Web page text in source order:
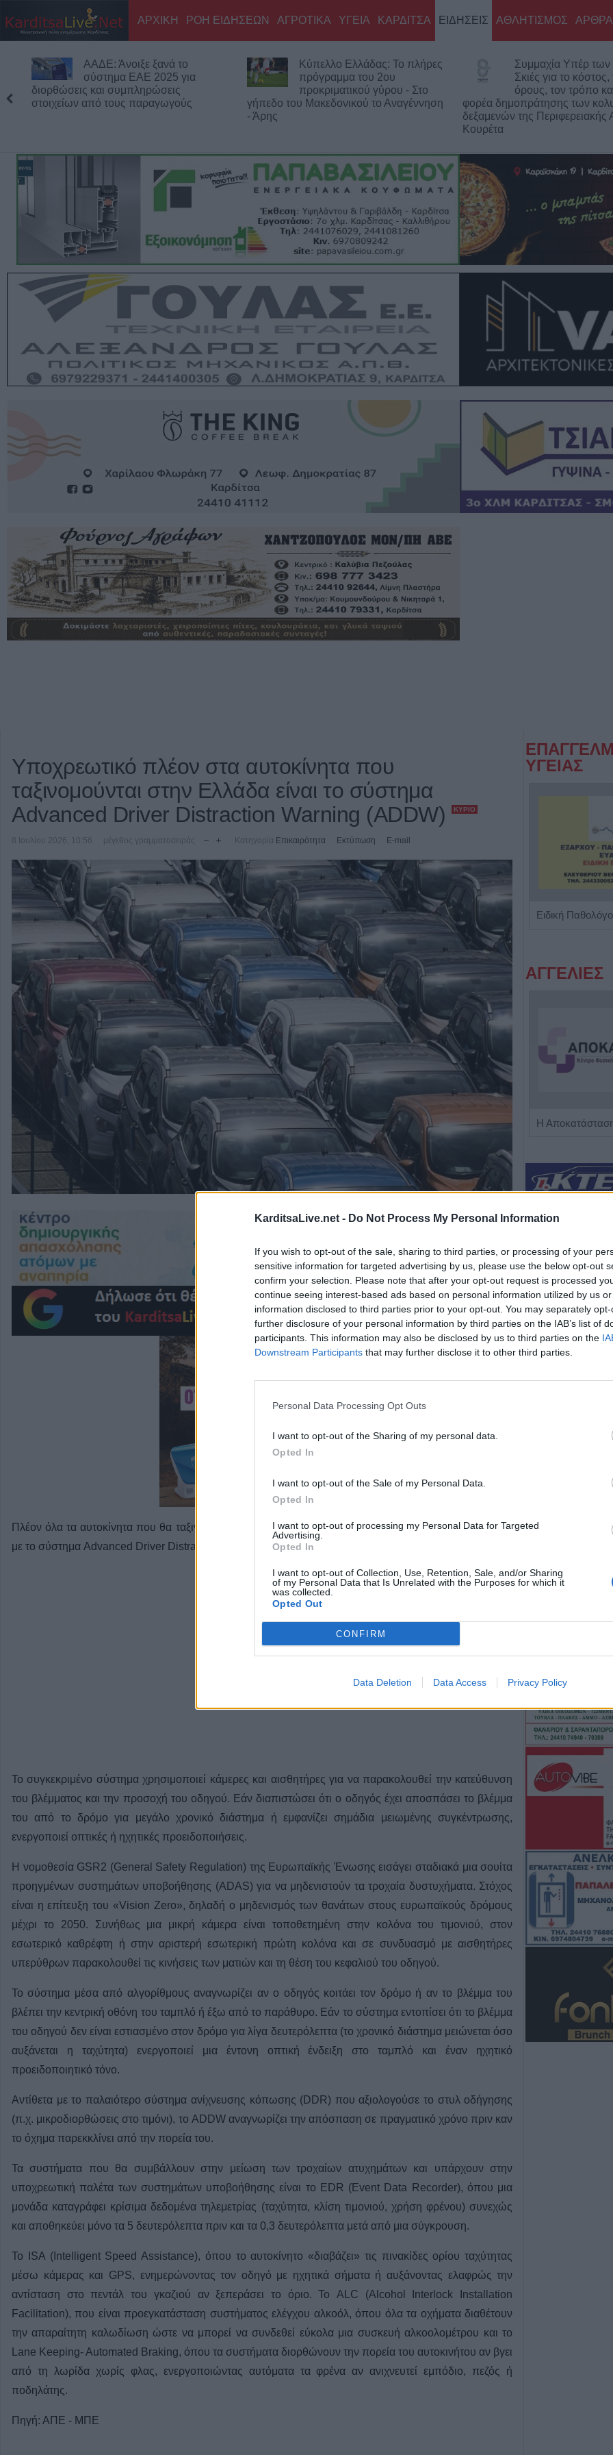
KarditsaLive.net - Do Not Process My Personal Information
If you wish to opt-out of the sale, sharing to third parties, or processing of your
sensitive information for targeted advertising by us, please use the below opt-out
confirm your selection. Please note that after your opt-out request is processed
continue seeing interest-based ads based on personal information utilized by us
information disclosed to third parties prior to your opt-out. You may separately
further disclosure of your personal information by third parties on the IAB’s list of
participants. This information may also be disclosed by us to third parties on the
Downstream Participants that may further disclose it to other third parties.
Personal Data Processing Opt Outs
I want to opt-out of the Sharing of my personal data.
Opted In
I want to opt-out of the Sale of my Personal Data.
Opted In
I want to opt-out of processing my Personal Data for Targeted
Advertising.
Opted In
I want to opt-out of Collection, Use, Retention, Sale, and/or Sharing
of my Personal Data that Is Unrelated with the Purposes for which it
was collected.
Opted Out
CONFIRM
Data Deletion Data Access Privacy Policy
ΑΡΧΙΚΗ ΡΟΗ ΕΙΔΗΣΕΩΝ ΑΓΡΟΤΙΚΑ ΥΓΕΙΑ ΚΑΡΔΙΤΣΑ ΕΙΔΗΣΕΙΣ ΑΘΛΗΤΙΣΜΟΣ ΑΡΘΡΑ
ΑΑΔΕ: Άνοιξε ξανά το
σύστημα ΕΑΕ 2025 για
και συμπληρώσεις
από τους παραγωγούς
Κύπελλο Ελλάδας: Το πλήρες
πρόγραμμα του 2ου
προκριματικού γύρου - Στο
γήπεδο του Μακεδονικού το Αναγέννηση
Συμμαχία Υπέρ των Πολιτών:
Σκιές για το κόστος, τους
όρους, τον τρόπο και τον
φορέα δημοπράτησης των κολυμβητικών
δεξαμενών της Περιφερειακής Αρχής
–
Υποχρεωτικό πλέον στα αυτοκίνητα που
ταξινομούνται στην Ελλάδα είναι το σύστημα
Advanced Driver Distraction Warning (ADDW)
ΚΎΡΙΟ
8 Ιουλίου 2026, 10:56 μέγεθος γραμματοσειράς Κατηγορία Επικαιρότητα Εκτύπωση E-mail
Πλέον όλα τα αυτοκίνητα που θα ταξινομούνται στην Ευρώπη θα πρέπει υποχρεωτικά να εξοπλίζονται
με το σύστημα Advanced Driver Distraction Warning (ADDW).
Το συγκεκριμένο σύστημα χρησιμοποιεί κάμερες και αισθητήρες για να παρακολουθεί την κατεύθυνση
του βλέμματος και την προσοχή του οδηγού. Εάν διαπιστώσει ότι ο οδηγός έχει αποσπάσει το βλέμμα
του από το δρόμο για μεγάλο χρονικό διάστημα ή εμφανίζει σημάδια μειωμένης συγκέντρωσης,
ενεργοποιεί οπτικές ή ηχητικές προειδοποιήσεις.
Η νομοθεσία GSR2 (General Safety Regulation) της Ευρωπαϊκής Ένωσης εισάγει σταδιακά μια σουίτα
προηγμένων συστημάτων υποβοήθησης (ADAS) για να μηδενιστούν τα τροχαία δυστυχήματα. Στόχος
είναι η επίτευξη του «Vision Zero», δηλαδή ο μηδενισμός των θανάτων στους ευρωπαϊκούς δρόμους
μέχρι το 2050. Συνήθως μια μικρή κάμερα είναι τοποθετημένη στην κολόνα του τιμονιού, στον
εσωτερικό καθρέφτη ή στην αριστερή εσωτερική πρώτη κολόνα και σε συνδυασμό με αισθητήρες
υπερύθρων παρακολουθεί τις κινήσεις των ματιών και τη θέση του κεφαλιού του οδηγού.
Το σύστημα μέσα από αλγορίθμους αναγνωρίζει αν ο οδηγός κοιτάει τον δρόμο ή αν το βλέμμα του
βλέπει την κεντρική οθόνη του ταμπλό ή έξω από το παράθυρο. Εάν το σύστημα εντοπίσει ότι το βλέμμα
του οδηγού δεν είναι εστιασμένο στον δρόμο για λίγα δευτερόλεπτα (το χρονικό διάστημα μειώνεται όσο
αυξάνεται η ταχύτητα) ενεργοποιεί μια έντονη οπτική ένδειξη στο ταμπλό και έναν ηχητικό
προειδοποιητικό τόνο.
Αντίθετα με το παλαιότερο σύστημα ανίχνευσης κόπωσης (DDR) που αξιολογούσε το στυλ οδήγησης
(π.χ. μικροδιορθώσεις στο τιμόνι), το ADDW αναγνωρίζει την απόσπαση σε πραγματικό χρόνο πριν καν
το όχημα παρεκκλίνει από την πορεία του.
Τα συστήματα που θα συμβάλλουν στην μείωση των τροχαίων ατυχημάτων και υπάρχουν στην
υποχρεωτική παλέτα των συστημάτων υποβοήθησης είναι το EDR (Event Data Recorder), όπου μια
μονάδα καταγράφει κρίσιμα δεδομένα τηλεμετρίας (ταχύτητα, κλίση τιμονιού, χρήση φρένου) συνεχώς
και αποθηκεύει μόνο τα 5 δευτερόλεπτα πριν και τα 0,3 δευτερόλεπτα μετά από μια σύγκρουση.
Το ISA (Intelligent Speed Assistance), όπου το αυτοκίνητο «διαβάζει» τις πινακίδες ορίου ταχύτητας
μέσω κάμερας και GPS, ενημερώνοντας τον οδηγό με ηχητικά σήματα ή αυξάνοντας ελαφρώς την
αντίσταση στο πεντάλ του γκαζιού αν ξεπεράσει το όριο. Το ALC (Alcohol Interlock Installation
Facilitation), που είναι προεγκατάσταση συστήματος ελέγχου αλκοόλ, όπου όλα τα οχήματα διαθέτουν
την απαραίτητη καλωδίωση ώστε να μπορεί να συνδεθεί εύκολα μια συσκευή αλκοολομέτρου και το
Lane Keeping- Automated Braking, όπου τα συστήματα διορθώνουν την πορεία του αυτοκινήτου αν βγει
από τη λωρίδα χωρίς φλας, ενεργοποιώντας αυτόματα τα φρένα αν ανιχνευτεί εμπόδιο, πεζός ή
ποδηλάτης.
Πηγή: ΑΠΕ - ΜΠΕ
ΥΓΕΙΑΣ
ΑΓΓΕΛΙΕΣ
Πωλείται μονοκατοικία τριών επιπέδων στο καταπράσινο Πευκόφυτο Καρδίτσας
Συλλυπητήριο
ΣΥΡΙΖΑ-ΠΣ
8 Αυγούστου 2026, 12:04
Προσωρινή
τη ΔΕΥΑΚ λόγω
χώρος
χωριό της
Κων.
συγκεκριμένες
8 Αυγούστου 2026, 09:29
Το Σάββατο 8
του Λεωνίδα
8 Αυγούστου 2026, 09:21
e-ΕΦΚΑ και
ευρώ σε 58.370
10 έως 14
8 Αυγούστου 2026, 09:12
Ο Δήμος
τον Λεωνίδα
Λουτροπηγή
8 Αυγούστου 2026, 09:09
Το
16/8) της
Μονάδας στην
Γ. Καραβίδας:
πανηγύρια και
θέμα τα κοινά